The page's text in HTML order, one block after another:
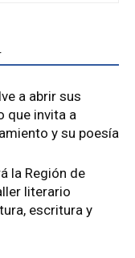
a abrir sus
que invita a
y su poesía
la Región de
literario
escritura y